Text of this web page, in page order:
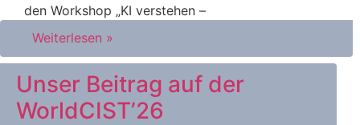
den Workshop „KI verstehen –
Weiterlesen »
Unser Beitrag auf der
WorldCIST’26